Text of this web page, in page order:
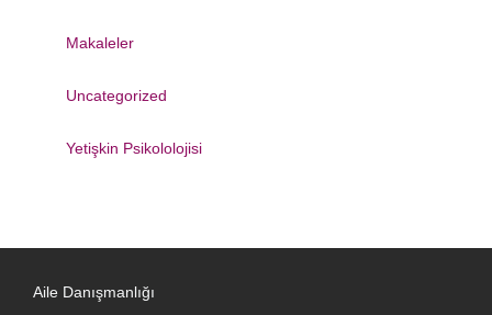
Makaleler
Uncategorized
Yetişkin Psikololojisi
Aile Danışmanlığı